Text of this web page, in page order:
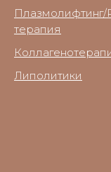
Плазмолифтинг/
терапия
Липолитики